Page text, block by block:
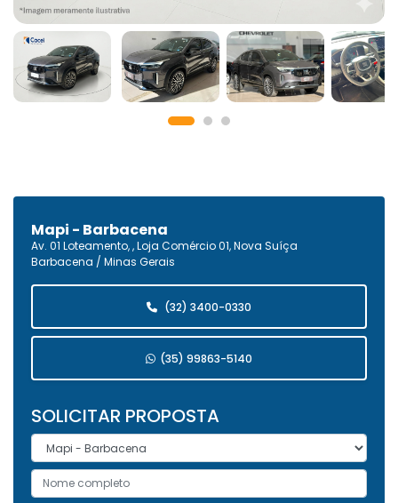
Mapi - Barbacena
Av. 01 Loteamento, , Loja Comércio 01, Nova Suíça
Barbacena / Minas Gerais
(32) 3400-0330
(35) 99863-5140
SOLICITAR PROPOSTA